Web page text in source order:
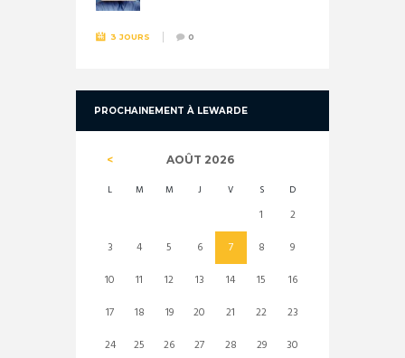
3 JOURS 0
PROCHAINEMENT À LEWARDE
AOÛT 2026
L M M J V S D
1
2
3
4 5 6 7 8
9
10
11 12 13 14 15
16
17
18 19 20 21 22
23
24
25 26 27 28 29
30